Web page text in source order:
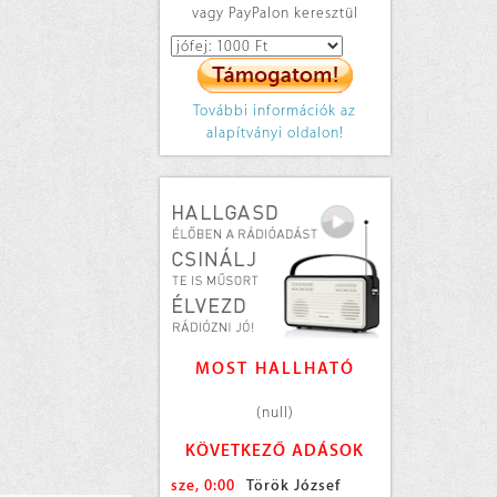
vagy PayPalon keresztül
További információk az
alapítványi oldalon!
MOST HALLHATÓ
(null)
KÖVETKEZŐ ADÁSOK
sze, 0:00 Török József